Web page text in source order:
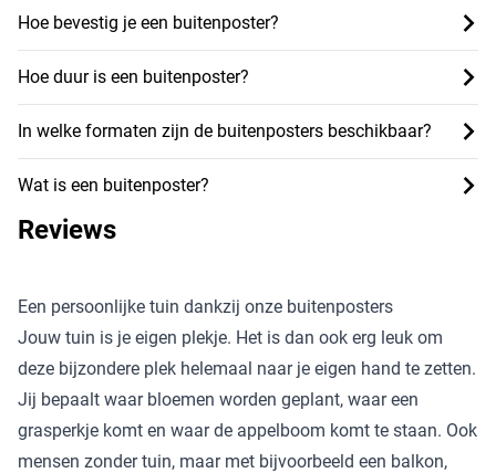
Hoe bevestig je een buitenposter?
Hoe duur is een buitenposter?
In welke formaten zijn de buitenposters beschikbaar?
Wat is een buitenposter?
Reviews
Een persoonlijke tuin dankzij onze buitenposters
Jouw tuin is je eigen plekje. Het is dan ook erg leuk om
deze bijzondere plek helemaal naar je eigen hand te zetten.
Jij bepaalt waar bloemen worden geplant, waar een
grasperkje komt en waar de appelboom komt te staan. Ook
mensen zonder tuin, maar met bijvoorbeeld een balkon,